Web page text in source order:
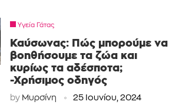
Υγεία Γάτας
Καύσωνας: Πώς μπορούμε να
βοηθήσουμε τα ζώα και
κυρίως τα αδέσποτα;
-Χρήσιμος οδηγός
by Μυρσίνη 25 Ιουνίου, 2024